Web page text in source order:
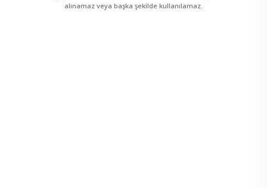
alınamaz veya başka şekilde kullanılamaz.